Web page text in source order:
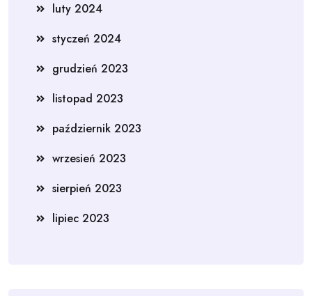
luty 2024
styczeń 2024
grudzień 2023
listopad 2023
październik 2023
wrzesień 2023
sierpień 2023
lipiec 2023